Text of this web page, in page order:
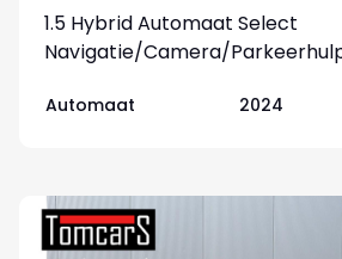
1.5 Hybrid Automaat Select
Navigatie/Camera/
Automaat 2024